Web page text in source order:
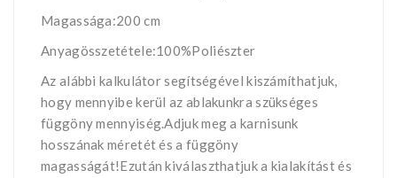
Magassága:200 cm
Anyagösszetétele:100%Poliészter
Az alábbi kalkulátor segítségével kiszámíthatjuk,
hogy mennyibe kerül az ablakunkra szükséges
függöny mennyiség.Adjuk meg a karnisunk
hosszának méretét és a függöny
magasságát!Ezután kiválaszthatjuk a kialakítást és